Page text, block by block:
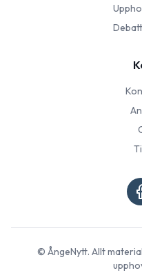
© ÅngeNytt. Allt